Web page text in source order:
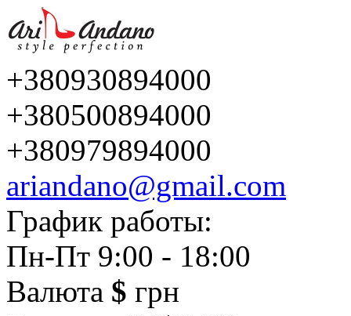
+380930894000
+380500894000
+380979894000
ariandano@gmail.com
График работы:
Пн-Пт 9:00 - 18:00
Валюта $ грн